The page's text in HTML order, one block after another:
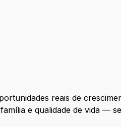
reais de
e qualidade de vida —